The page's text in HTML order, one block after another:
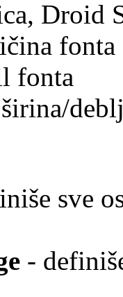
Droid
fonta
fonta
sve
-